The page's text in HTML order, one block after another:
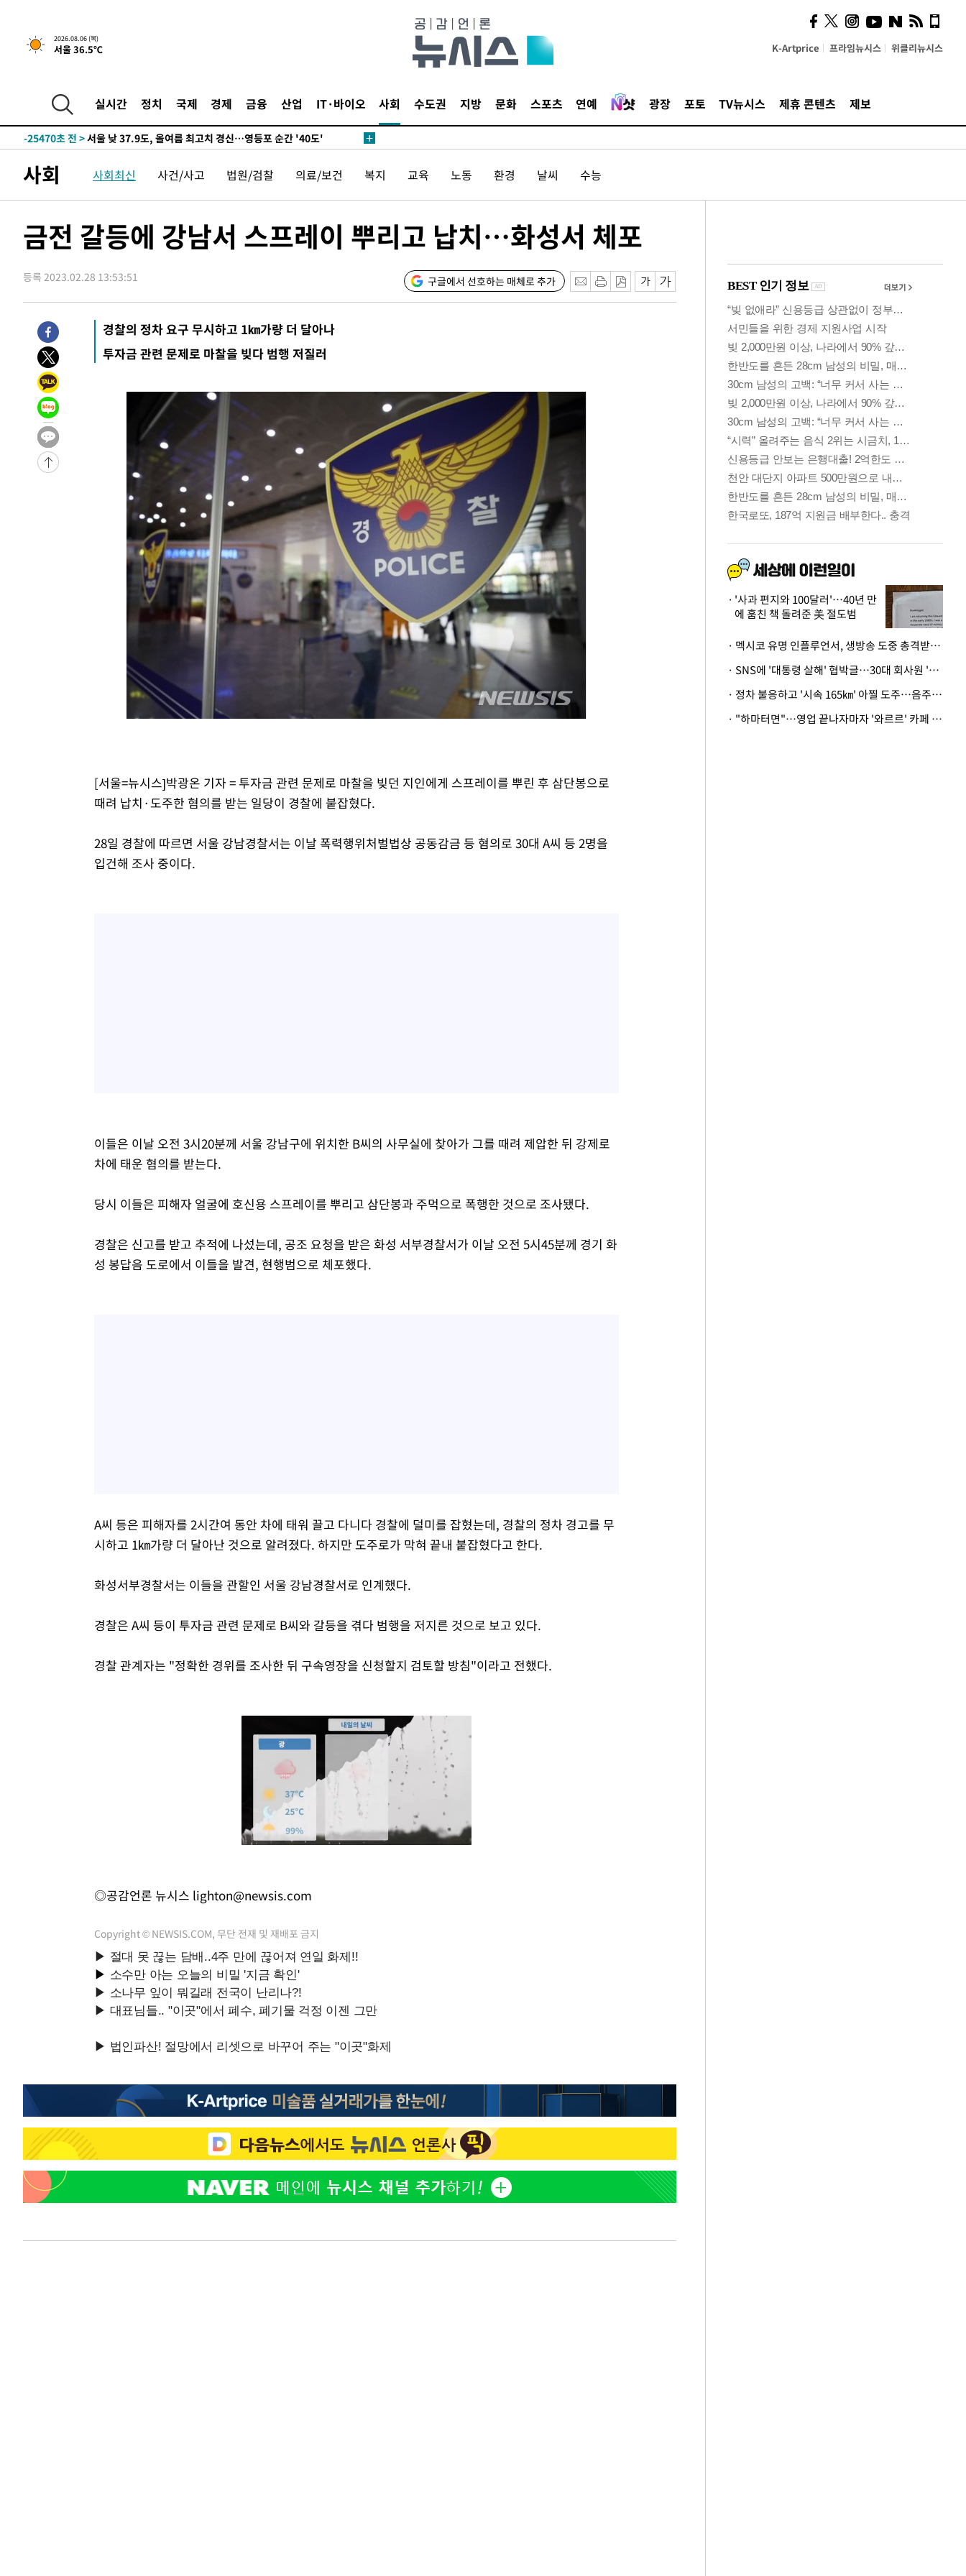
2026.08.06 (목)
서울 36.5℃ K-Artprice 프라임뉴시스 위클리뉴시스
실시간 정치 국제 경제 금융 산업 IT·바이오 사회 수도권 지방 문화 스포츠 연예 광장 포토 TV뉴시스 제휴 콘텐츠 제보
-26182초 전 >'낮 최고 39도' 불볕더위…한밤 열대야도 계속[내일날씨]
-26141초 전 >[속보]7~9일 프로야구 3연전도 폭염 취소…11일 재개
-25630초 전 >
'월드컵 탈락 후폭풍' 축구협회…초유의 압수수색에 '충격·당황'
-25470초 전 >
-25032초 전 >[속보]종합특검, 대검 추가 압수수색…내란 중요임무종사 혐의
-21057초 전 >
[속보]코스피, 301.88포인트(4.58%) 내린 6296.38 마감
-20922초 전 >[속보]원·달러 환율, 0.7원 내린 1423.8원 마감
-15566초 전 >손흥민, 5경기 연속골 실패…LAFC는 승부차기 끝 과달라하라 격파
-7804초 전 >트럼프, 한국계 진보 주지사 후보 맹공…"공산주의가 최대 위협"
-7782초 전 >"美간섭에 합의 지연"…트럼프, '이란 호르무즈 통제권' 수용할까
-4302초 전 >
[속보]산업장관 "李정부, 원전 반대 안해…안정 전력 위해 불가피"
-2999초 전 >
[속보]경찰, '홍명보 선임 논란' 대한축구협회·축구회관 등 압수수색
-29222초 전 >
[속보]합참 "北 발사체는 단거리탄도미사일…감시·경계태세 강
화"
-28970초 전 >
-27400초 전 >
[속보] SKT, 에이닷 서비스 장애 발생…"원인 파악 중"
-26806초 전 >
[속보]합참 "북, 동해상으로 미상 발사체 발사"
-26202초 전 >
'낮 최고 39도' 불볕더위…한밤 열대야도 계속[내일날씨]
-26161초 전 >
[속보]7~9일 프로야구 3연전도 폭염 취소…11일 재개
"韓 외환시장 개입 관측 배경엔 美의 대한국 무역적자 있어"
'월드컵 탈락 후폭풍' 축구협회…초유의 압수수색에 '충격·당황'
서울 낮 37.9도, 올여름 최고치 경신…영등포 순간 '40도'
[속보]종합특검, 대검 추가 압수수색…내란 중요임무종사 혐의
[속보]코스닥, 800p 회복…0.26% 오른 801.67 마감
[속보]코스피, 301.88포인트(4.58%) 내린 6296.38 마감
[속보]원·달러 환율, 0.7원 내린 1423.8원 마감
"여기 떨어졌다"…다누리, 스페이스X 로켓 달 충돌 흔적 포착
손흥민, 5경기 연속골 실패…LAFC는 승부차기 끝 과달라하라 격파
내일까지 39도 '펄펄'…기상청 "태풍 지나며 폭염 잠시 꺾인다"
트럼프, 한국계 진보 주지사 후보 맹공…"공산주의가 최대 위협"
"美간섭에 합의 지연"…트럼프, '이란 호르무즈 통제권' 수용할까
[속보]산업장관 "李정부, 원전 반대 안해…안정 전력 위해 불가피"
사회 사회최신 사건/사고 법원/검찰 의료/보건 복지 교육 노동 환경 날씨 수능
금전 갈등에 강남서 스프레이 뿌리고 납치…화성서 체포
등록 2023.02.28 13:53:51 구글에서 선호하는 매체로 추가
경찰의 정차 요구 무시하고 1㎞가량 더 달아나
투자금 관련 문제로 마찰을 빚다 범행 저질러
[서울=뉴시스]박광온 기자 = 투자금 관련 문제로 마찰을 빚던 지인에게 스프레이를 뿌린 후 삼단봉으로
때려 납치·도주한 혐의를 받는 일당이 경찰에 붙잡혔다.
28일 경찰에 따르면 서울 강남경찰서는 이날 폭력행위처벌법상 공동감금 등 혐의로 30대 A씨 등 2명을
입건해 조사 중이다.
이들은 이날 오전 3시20분께 서울 강남구에 위치한 B씨의 사무실에 찾아가 그를 때려 제압한 뒤 강제로
차에 태운 혐의를 받는다.
당시 이들은 피해자 얼굴에 호신용 스프레이를 뿌리고 삼단봉과 주먹으로 폭행한 것으로 조사됐다.
경찰은 신고를 받고 추적에 나섰는데, 공조 요청을 받은 화성 서부경찰서가 이날 오전 5시45분께 경기 화
성 봉답음 도로에서 이들을 발견, 현행범으로 체포했다.
A씨 등은 피해자를 2시간여 동안 차에 태워 끌고 다니다 경찰에 덜미를 잡혔는데, 경찰의 정차 경고를 무
시하고 1㎞가량 더 달아난 것으로 알려졌다. 하지만 도주로가 막혀 끝내 붙잡혔다고 한다.
화성서부경찰서는 이들을 관할인 서울 강남경찰서로 인계했다.
경찰은 A씨 등이 투자금 관련 문제로 B씨와 갈등을 겪다 범행을 저지른 것으로 보고 있다.
경찰 관계자는 "정확한 경위를 조사한 뒤 구속영장을 신청할지 검토할 방침"이라고 전했다.
◎공감언론 뉴시스 lighton@newsis.com
Copyright © NEWSIS.COM, 무단 전재 및 재배포 금지
의견, 국토부·LH에 충실히
전달할 것"
'사과 편지와 100달러'…40년 만
에 훔친 책 돌려준 美 절도범
· 멕시코 유명 인플루언서, 생방송 도중 총격받아 사망
· SNS에 '대통령 살해' 협박글…30대 회사원 '불구속 송치'
· 정차 불응하고 '시속 165㎞' 아찔 도주…음주운전자 체포
· "하마터면"…영업 끝나자마자 '와르르' 카페 테라스 덮친 대리석 외벽